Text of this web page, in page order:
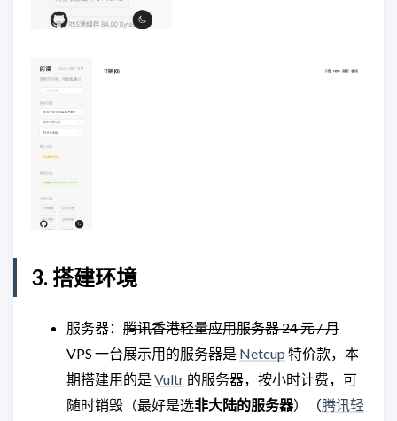
3. 搭建环境
服务器： 腾讯香港轻量应用服务器 24 元 / 月
VPS 一台展示用的服务器是 Netcup 特价款，本
期搭建用的是 Vultr 的服务器，按小时计费，可
随时销毁（最好是选非大陆的服务器）（腾讯轻